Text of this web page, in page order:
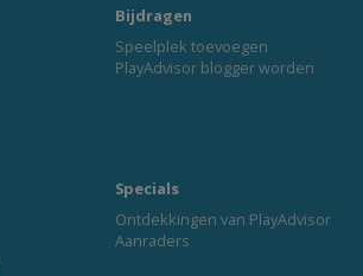
Bijdragen
Speelplek toevoegen
PlayAdvisor blogger worden
Specials
Ontdekkingen van PlayAdvisor
Aanraders